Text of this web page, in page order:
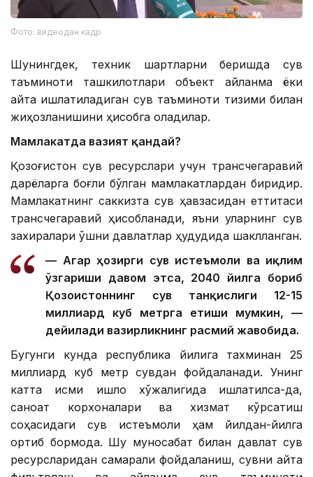
Фото: видеодан кадр
Шунингдек, техник шартларни беришда сув
таъминоти ташкилотлари объект айланма ёки
қайта ишлатиладиган сув таъминоти тизими билан
жиҳозланишини ҳисобга оладилар.
Мамлакатда вазият қандай?
Қозоғистон сув ресурслари учун трансчегаравий
дарёларга боғлиқ бўлган мамлакатлардан биридир.
Мамлакатнинг саккизта сув ҳавзасидан еттитаси
трансчегаравий ҳисобланади, яъни уларнинг сув
захиралари қўшни давлатлар ҳудудида шаклланган.
— Агар ҳозирги сув истеъмоли ва иқлим
ўзгариши давом этса, 2040 йилга бориб
Қозоғистоннинг сув танқислиги 12-15
миллиард куб метрга етиши мумкин, —
дейилади вазирликнинг расмий жавобида.
Бугунги кунда республика йилига тахминан 25
миллиард куб метр сувдан фойдаланади. Унинг
катта қисми қишлоқ хўжалигида ишлатилса-да,
саноат корхоналари ва хизмат кўрсатиш
соҳасидаги сув истеъмоли ҳам йилдан-йилга
ортиб бормоқда. Шу муносабат билан давлат сув
ресурсларидан самарали фойдаланиш, сувни қайта